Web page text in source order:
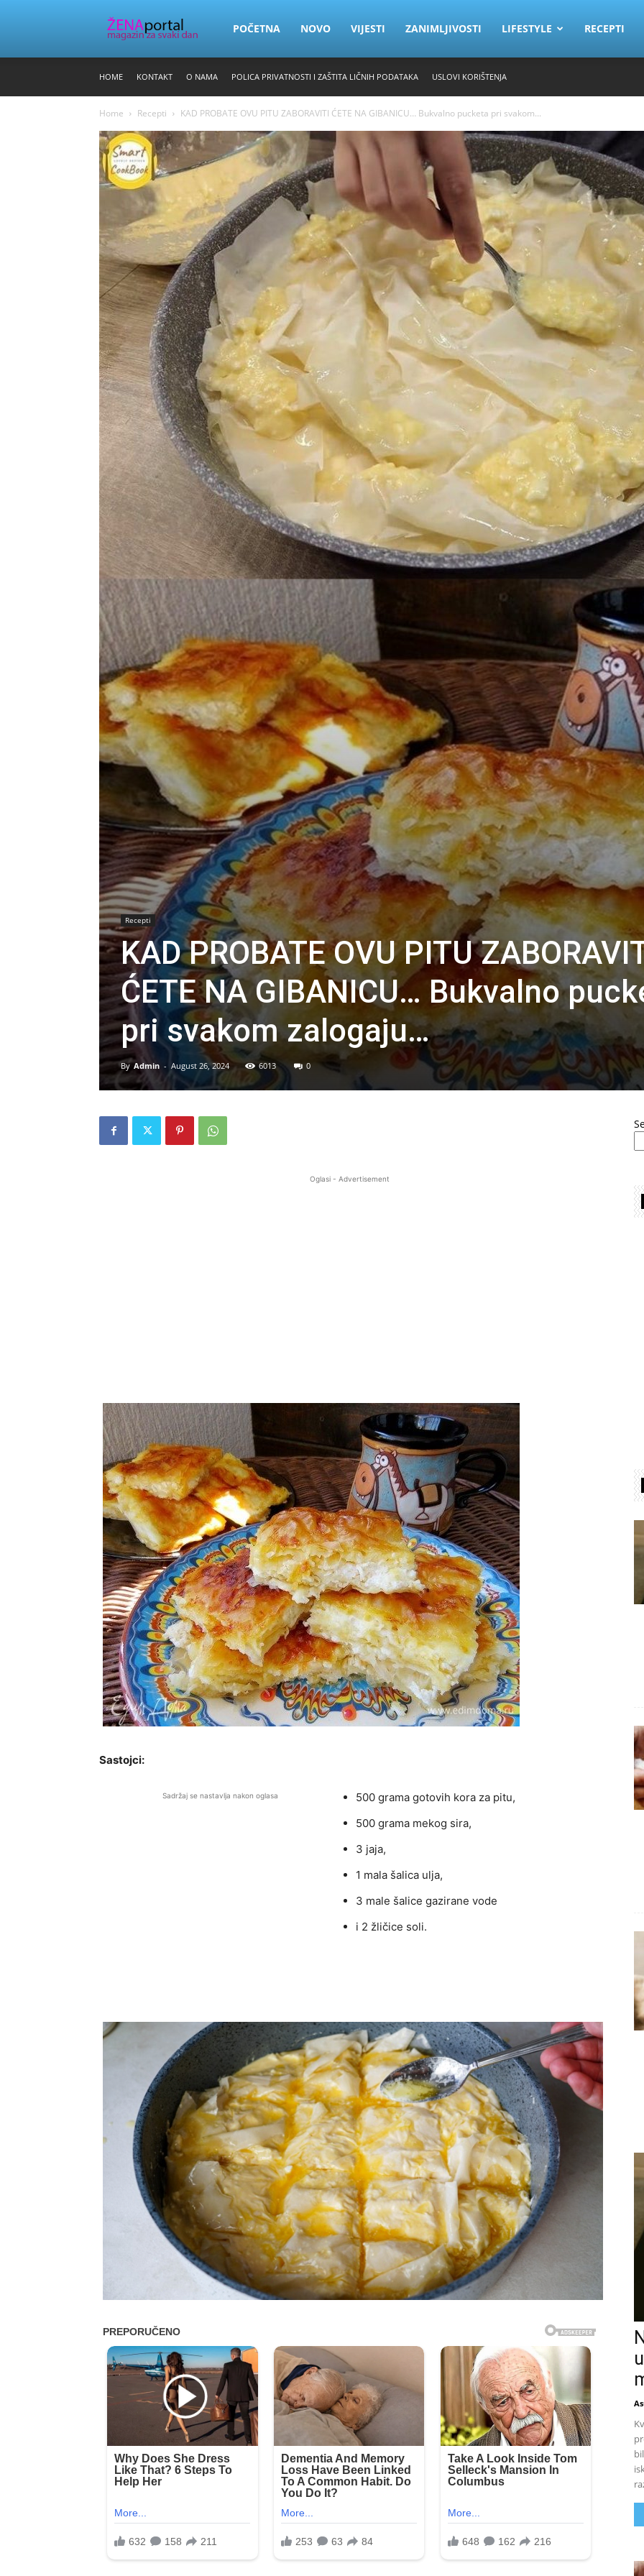
Zena
POČETNA NOVO VIJESTI ZANIMLJIVOSTI LIFESTYLE RECEPTI
HOME KONTAKT O NAMA POLICA PRIVATNOSTI I ZAŠTITA LIČNIH PODATAKA USLOVI KORIŠTENJA
Home Recepti KAD PROBATE OVU PITU ZABORAVITI ĆETE NA GIBANICU… Bukvalno pucketa pri svakom...
Recepti
KAD PROBATE OVU PITU
ĆETE NA GIBANICU… Bukvalno
pri svakom zalogaju…
By Admin - August 26, 2024 6013 0
Oglasi - Advertisement
Sastojci:
Sadržaj se nastavlja nakon oglasa
500 grama gotovih kora za pitu,
500 grama mekog sira,
3 jaja,
1 mala šalica ulja,
3 male šalice gazirane vode
i 2 žličice soli.